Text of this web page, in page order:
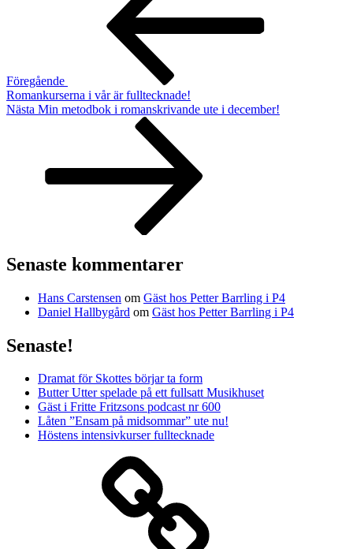
Föregående
Romankurserna i vår är fulltecknade!
Nästa
Nästa Min metodbok i romanskrivande ute i december!
Senaste kommentarer
Hans Carstensen om Gäst hos Petter Barrling i P4
Daniel Hallbygård om Gäst hos Petter Barrling i P4
Senaste!
Dramat för Skottes börjar ta form
Butter Utter spelade på ett fullsatt Musikhuset
Gäst i Fritte Fritzsons podcast nr 600
Låten ”Ensam på midsommar” ute nu!
Höstens intensivkurser fulltecknade